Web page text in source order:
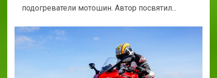
подогреватели мотошин. Автор посвятил...